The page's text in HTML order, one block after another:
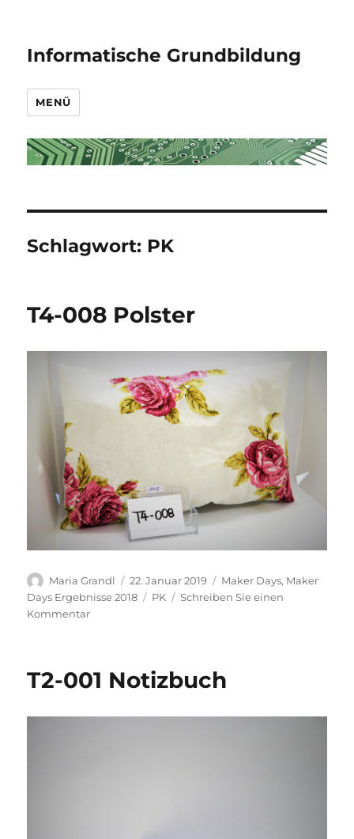
Informatische Grundbildung
MENÜ
Schlagwort: PK
T4-008 Polster
Autor
Maria Grandl
Veröffentlicht
am
22. Januar 2019 Kategorien
Maker Days, Maker
Days Ergebnisse 2018
Schlagwörter
PK
Schreiben Sie einen
Kommentarzu
T2-001 Notizbuch